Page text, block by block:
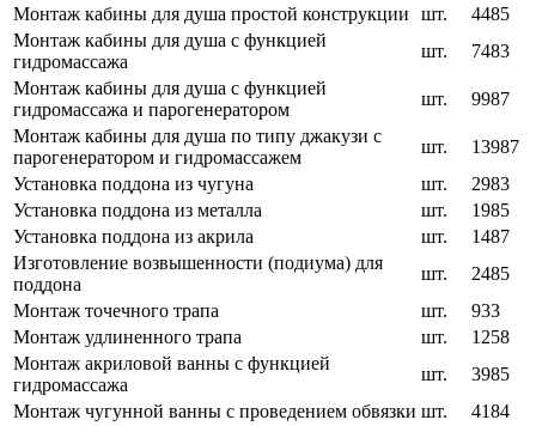
Монтаж кабины для душа простой конструкции
шт.
4485
Монтаж кабины для душа с функцией
гидромассажа
шт.
7483
Монтаж кабины для душа с функцией
гидромассажа и парогенератором
шт.
9987
Монтаж кабины для душа по типу джакузи с
парогенератором и гидромассажем
шт.
13987
Установка поддона из чугуна
шт.
2983
Установка поддона из металла
шт.
1985
Установка поддона из акрила
шт.
1487
Изготовление возвышенности (подиума) для
поддона
шт.
2485
Монтаж точечного трапа
шт.
933
Монтаж удлиненного трапа
шт.
1258
Монтаж акриловой ванны с функцией
гидромассажа
шт.
3985
Монтаж чугунной ванны с проведением обвязки шт.
4184